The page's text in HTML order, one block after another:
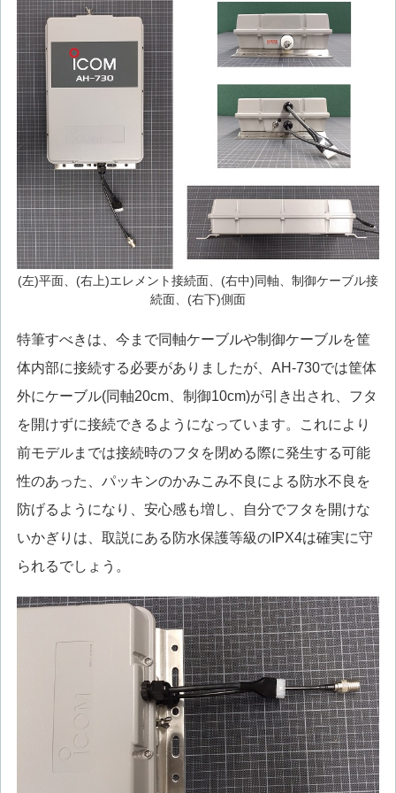
(左)平面、(右上)エレメント接続面、(右中)同軸、制御ケーブル接
続面、(右下)側面
特筆すべきは、今まで同軸ケーブルや制御ケーブルを筐
体内部に接続する必要がありましたが、AH-730では筐体
外にケーブル(同軸20cm、制御10cm)が引き出され、フタ
を開けずに接続できるようになっています。これにより
前モデルまでは接続時のフタを閉める際に発生する可能
性のあった、パッキンのかみこみ不良による防水不良を
防げるようになり、安心感も増し、自分でフタを開けな
いかぎりは、取説にある防水保護等級のIPX4は確実に守
られるでしょう。